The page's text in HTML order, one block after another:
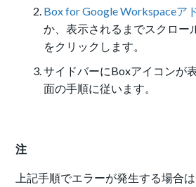
Box for Google Workspaceア
か、表示されるまでスクロー
をクリックします。
サイドバーにBoxアイコンが
面の手順に従います。
注
上記手順でエラーが発生する場合